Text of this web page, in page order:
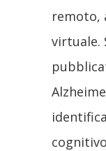
remoto,
virtuale.